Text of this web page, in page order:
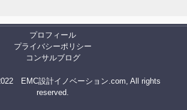
プロフィール
プライバシーポリシー
コンサルブログ
EMC設計イノベーション.com, All rights
reserved.